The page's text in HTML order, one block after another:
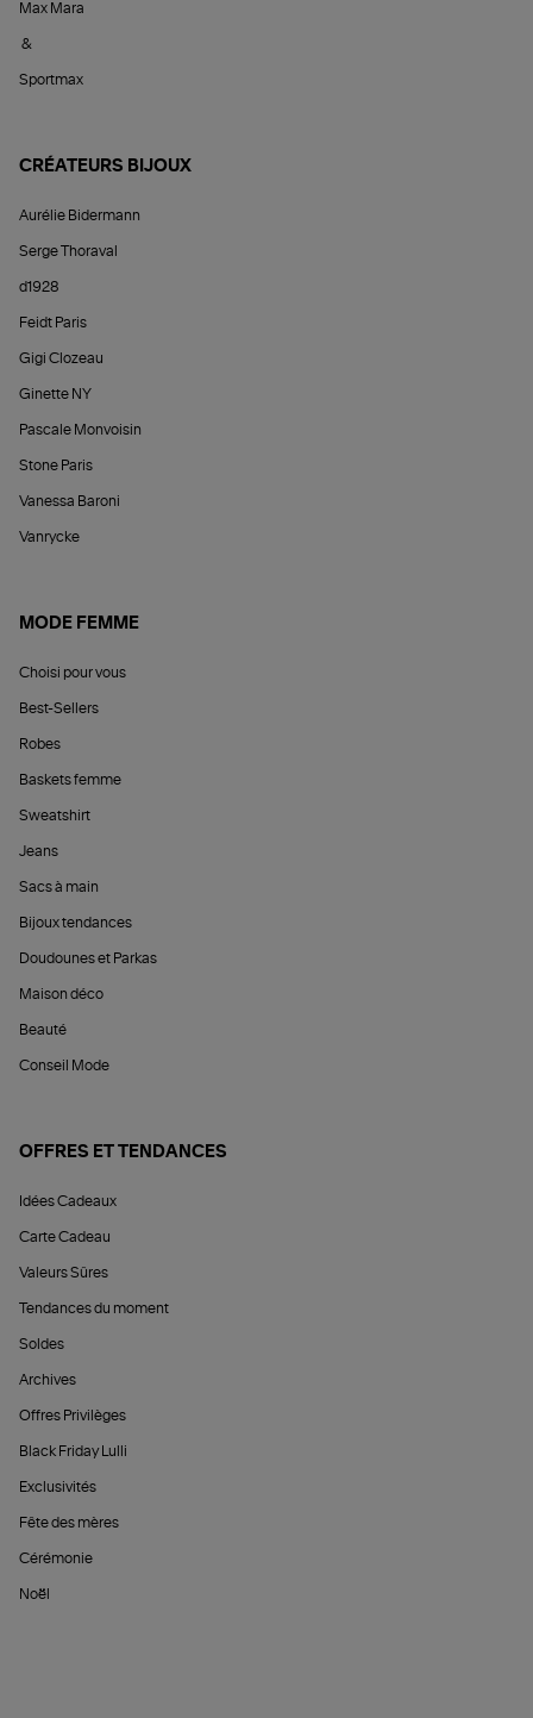
Max Mara
&
Sportmax
CRÉATEURS BIJOUX
Aurélie Bidermann
Serge Thoraval
d1928
Feidt Paris
Gigi Clozeau
Ginette NY
Pascale Monvoisin
Stone Paris
Vanessa Baroni
Vanrycke
MODE FEMME
Choisi pour vous
Best-Sellers
Robes
Baskets femme
Sweatshirt
Jeans
Sacs à main
Bijoux tendances
Doudounes et Parkas
Maison déco
Beauté
Conseil Mode
OFFRES ET TENDANCES
Idées Cadeaux
Carte Cadeau
Valeurs Sûres
Tendances du moment
Soldes
Archives
Offres Privilèges
Black Friday Lulli
Exclusivités
Fête des mères
Cérémonie
Noël